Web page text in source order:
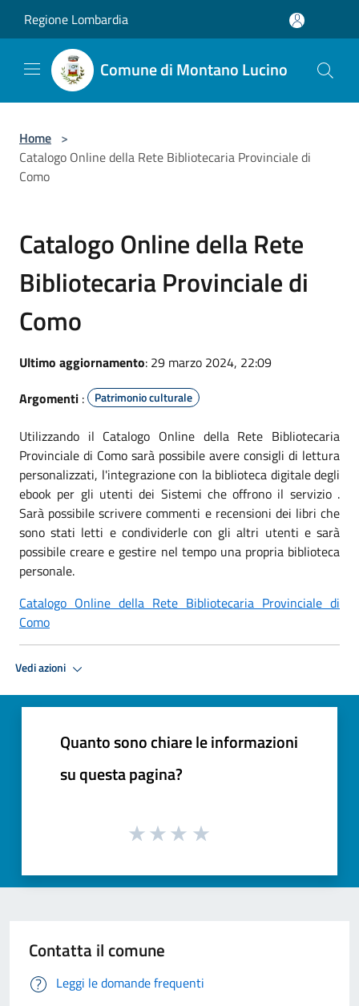
Regione Lombardia
Comune di Montano Lucino
Home >
Catalogo Online della Rete Bibliotecaria Provinciale di
Como
Catalogo Online della Rete
Bibliotecaria Provinciale di
Como
Ultimo aggiornamento: 29 marzo 2024, 22:09
Argomenti : Patrimonio culturale
Utilizzando il Catalogo Online della Rete Bibliotecaria
Provinciale di Como sarà possibile avere consigli di lettura
personalizzati, l'integrazione con la biblioteca digitale degli
ebook per gli utenti dei Sistemi che offrono il servizio .
Sarà possibile scrivere commenti e recensioni dei libri che
sono stati letti e condividerle con gli altri utenti e sarà
possibile creare e gestire nel tempo una propria biblioteca
personale.
Catalogo Online della Rete Bibliotecaria Provinciale di
Como
Vedi azioni
Quanto sono chiare le informazioni
su questa pagina?
Contatta il comune
Leggi le domande frequenti